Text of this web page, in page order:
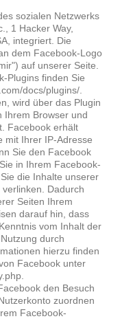
sozialen Netzwerks
1 Hacker Way,
integriert. Die
dem Facebook-Logo
auf unserer Seite.
Plugins finden Sie
docs/plugins/.
wird über das Plugin
Ihrem Browser und
Facebook erhält
mit Ihrer IP-Adresse
Sie den Facebook
in Ihrem Facebook-
die Inhalte unserer
Dadurch
Seiten Ihrem
darauf hin, dass
vom Inhalt der
durch
hierzu finden
Facebook unter
den Besuch
zuordnen
Facebook-